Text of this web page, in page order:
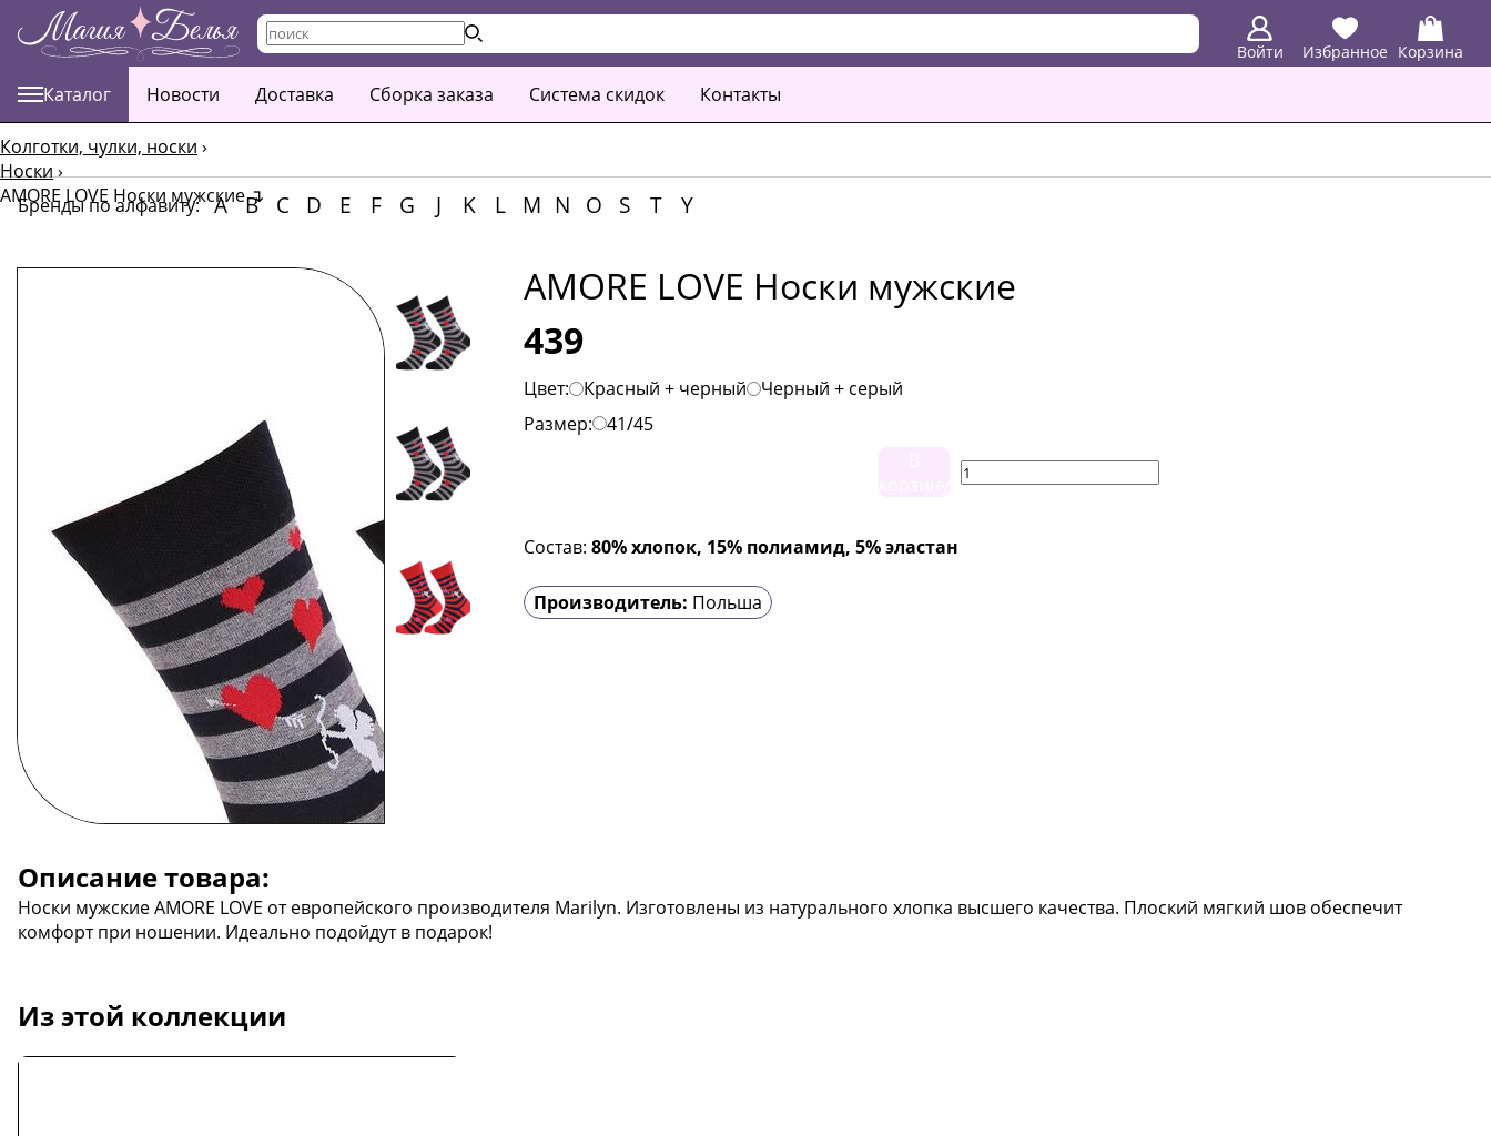
Войти Избранное Корзина
Каталог Новости Доставка Сборка заказа Система скидок Контакты
Колготки, чулки, носки ›
Носки›
AMORE LOVE Носки мужские↴
Бренды по алфавиту: A B C D E F G J K L M N O S T Y
AMORE LOVE Носки мужские
439
Цвет: Красный + черный
Черный + серый
Размер:
41/45
Состав: 80% хлопок, 15% полиамид, 5% эластан
Производитель: Польша
Описание товара:
Носки мужские AMORE LOVE от европейского производителя Marilyn. Изготовлены из натурального хлопка высшего качества. Плоский мягкий шов обеспечит
комфорт при ношении. Идеально подойдут в подарок!
Из этой коллекции